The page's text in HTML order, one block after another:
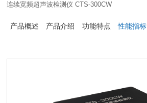
连续宽频超声波检测仪 CTS-300CW
产品概述 产品介绍 功能特点 性能指标